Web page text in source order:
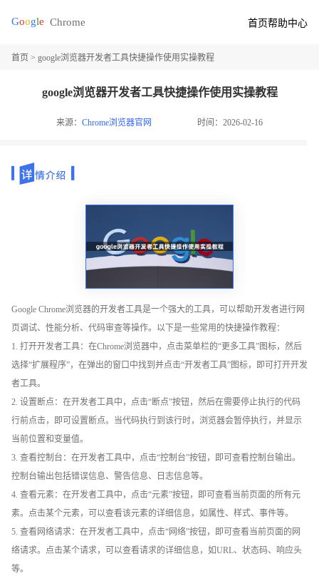
首页帮助中心
首页 > google浏览器开发者工具快捷操作使用实操教程
google浏览器开发者工具快捷操作使用实操教程
来源：Chrome浏览器官网 时间：2026-02-16
Google Chrome浏览器的开发者工具是一个强大的工具，可以帮助开发者进行网
页调试、性能分析、代码审查等操作。以下是一些常用的快捷操作教程：
1. 打开开发者工具：在Chrome浏览器中，点击菜单栏的“更多工具”图标，然后
选择“扩展程序”，在弹出的窗口中找到并点击“开发者工具”图标，即可打开开发
者工具。
2. 设置断点：在开发者工具中，点击“断点”按钮，然后在需要停止执行的代码
行前点击，即可设置断点。当代码执行到该行时，浏览器会暂停执行，并显示
当前位置和变量值。
3. 查看控制台：在开发者工具中，点击“控制台”按钮，即可查看控制台输出。
控制台输出包括错误信息、警告信息、日志信息等。
4. 查看元素：在开发者工具中，点击“元素”按钮，即可查看当前页面的所有元
素。点击某个元素，可以查看该元素的详细信息，如属性、样式、事件等。
5. 查看网络请求：在开发者工具中，点击“网络”按钮，即可查看当前页面的网
络请求。点击某个请求，可以查看请求的详细信息，如URL、状态码、响应头
等。